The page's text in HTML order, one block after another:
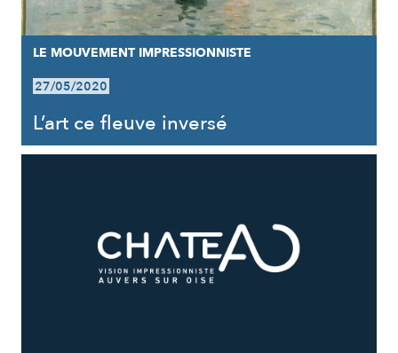
LE MOUVEMENT IMPRESSIONNISTE
27/05/2020
L’art ce fleuve inversé